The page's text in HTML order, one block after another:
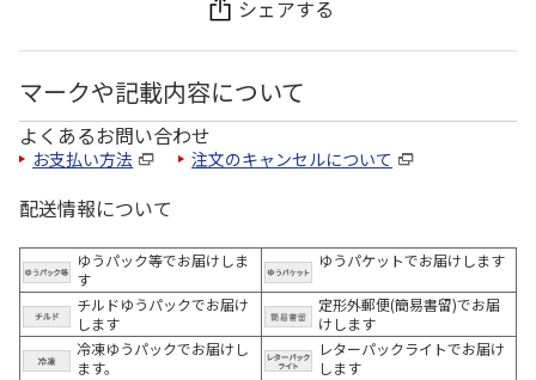
シェアする
マークや記載内容について
よくあるお問い合わせ
お支払い方法 注文のキャンセルについて
配送情報について
ゆうパック等でお届けしま
す
ゆうパケットでお届けします
チルドゆうパックでお届け
します
定形外郵便(簡易書留)でお届
けします
冷凍ゆうパックでお届けし
ます。
レターパックライトでお届け
します